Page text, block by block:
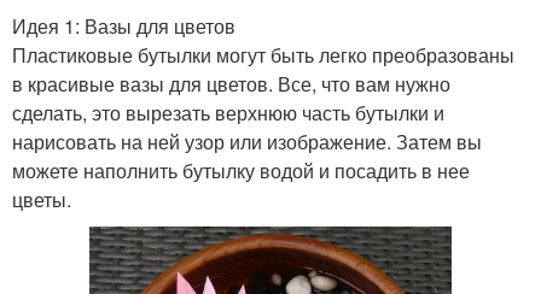
Идея 1: Вазы для цветов
Пластиковые бутылки могут быть легко преобразованы
в красивые вазы для цветов. Все, что вам нужно
сделать, это вырезать верхнюю часть бутылки и
нарисовать на ней узор или изображение. Затем вы
можете наполнить бутылку водой и посадить в нее
цветы.